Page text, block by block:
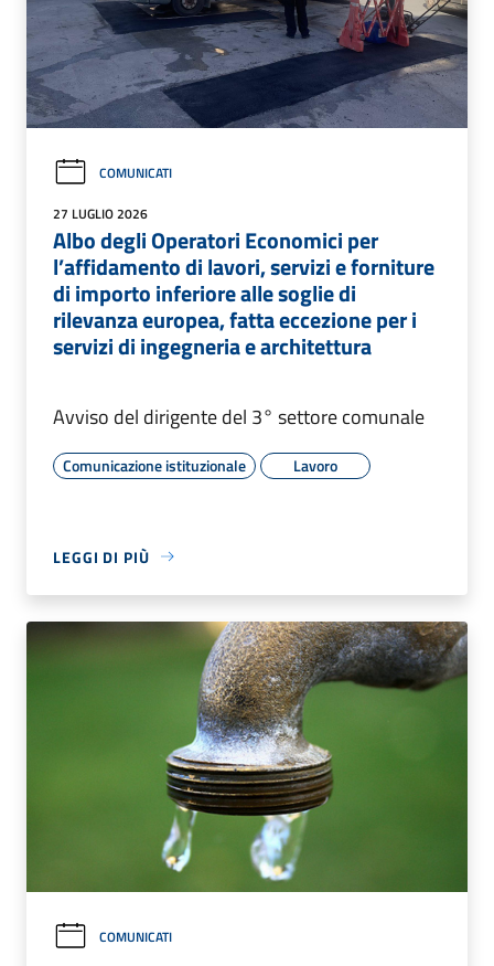
COMUNICATI
27 LUGLIO 2026
Albo degli Operatori Economici per
l’affidamento di lavori, servizi e forniture
di importo inferiore alle soglie di
rilevanza europea, fatta eccezione per i
servizi di ingegneria e architettura
Avviso del dirigente del 3° settore comunale
Comunicazione istituzionale Lavoro
LEGGI DI PIÙ
COMUNICATI